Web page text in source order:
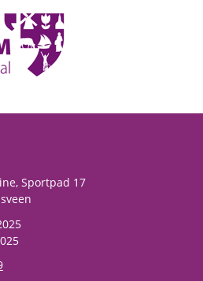
Sportpad 17